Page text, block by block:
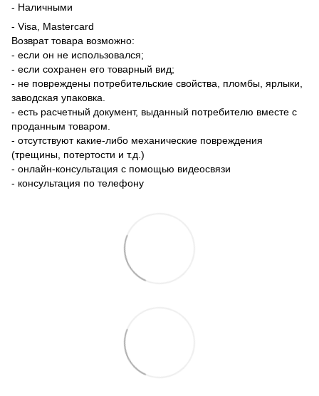
- Наличными
- Visa, Mastercard
Возврат товара возможно:
- если он не использовался;
- если сохранен его товарный вид;
- не повреждены потребительские свойства, пломбы, ярлыки,
заводская упаковка.
- есть расчетный документ, выданный потребителю вместе с
проданным товаром.
- отсутствуют какие-либо механические повреждения
(трещины, потертости и т.д.)
- онлайн-консультация с помощью видеосвязи
- консультация по телефону